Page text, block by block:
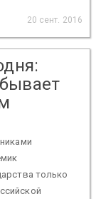
20 сент. 2016
только